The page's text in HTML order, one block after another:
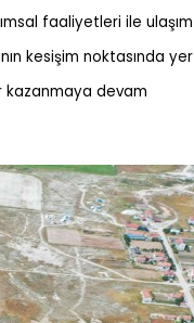
faaliyetleri ile ulaşım
kesişim noktasında yer
kazanmaya devam